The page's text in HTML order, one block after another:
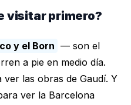
visitar primero?
y el Born — son el
a pie en medio día.
ver las obras de Gaudí. Y
ver la Barcelona